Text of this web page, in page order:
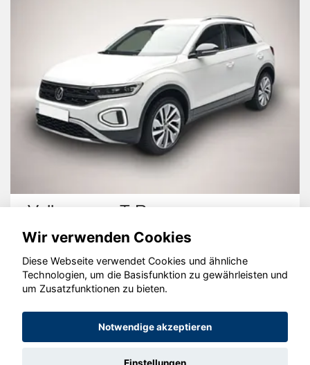
Volkswagen T-Roc
© konjunkturmotor.de GmbH 2020 - 2026
Wir verwenden Cookies
Diese Webseite verwendet Cookies und ähnliche
Technologien, um die Basisfunktion zu gewährleisten und
um Zusatzfunktionen zu bieten.
Notwendige akzeptieren
Einstellungen